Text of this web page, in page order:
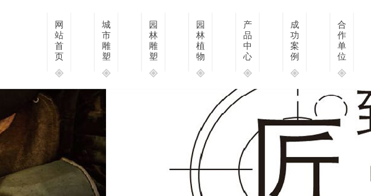
网
站
首
页
城
市
雕
塑
园
林
雕
塑
园
林
植
物
产
品
中
心
成
功
案
例
合
作
单
位